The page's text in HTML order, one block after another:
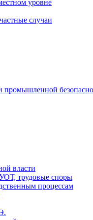
уровне
случаи
промышленной
власти
трудовые споры
процессам